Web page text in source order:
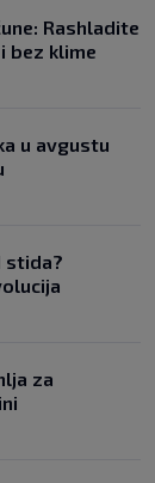
Rashladite
bez klime
u avgustu
stida?
za